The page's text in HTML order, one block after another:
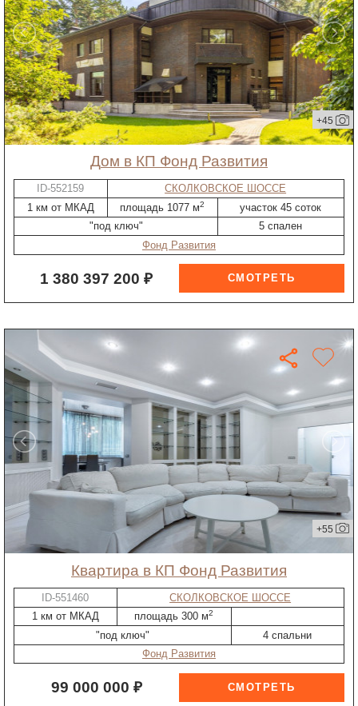
+45
дом в КП Фонд Развития
ID-552159
СКОЛКОВСКОЕ ШОССЕ
1 км от МКАД
площадь 1077 м2
участок 45 соток
"под ключ"
5 спален
Фонд Развития
1 380 397 200 ₽
+55
квартира в КП Фонд Развития
ID-551460
СКОЛКОВСКОЕ ШОССЕ
1 км от МКАД
площадь 300 м2
"под ключ"
4 спальни
Фонд Развития
99 000 000 ₽